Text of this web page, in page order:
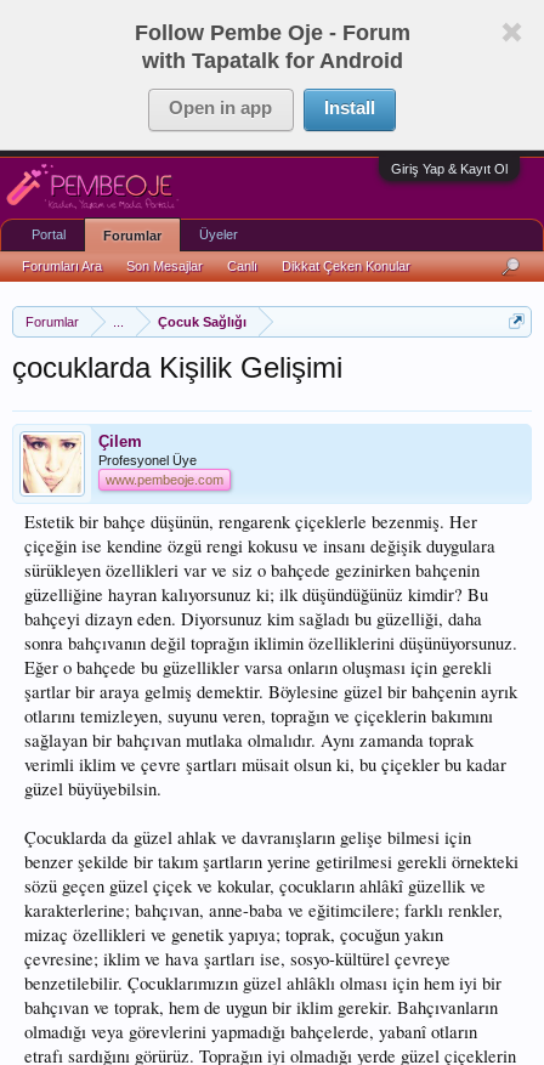
Follow Pembe Oje - Forum
with Tapatalk for Android
Open in app Install
Giriş Yap & Kayıt Ol
Forumlar Çocuk Sağlığı
çocuklarda Kişilik Gelişimi
Çilem
Profesyonel Üye
www.pembeoje.com
Estetik bir bahçe düşünün, rengarenk çiçeklerle bezenmiş. Her
çiçeğin ise kendine özgü rengi kokusu ve insanı değişik duygulara
sürükleyen özellikleri var ve siz o bahçede gezinirken bahçenin
güzelliğine hayran kalıyorsunuz ki; ilk düşündüğünüz kimdir? Bu
bahçeyi dizayn eden. Diyorsunuz kim sağladı bu güzelliği, daha
sonra bahçıvanın değil toprağın iklimin özelliklerini düşünüyorsunuz.
Eğer o bahçede bu güzellikler varsa onların oluşması için gerekli
şartlar bir araya gelmiş demektir. Böylesine güzel bir bahçenin ayrık
otlarını temizleyen, suyunu veren, toprağın ve çiçeklerin bakımını
sağlayan bir bahçıvan mutlaka olmalıdır. Aynı zamanda toprak
verimli iklim ve çevre şartları müsait olsun ki, bu çiçekler bu kadar
güzel büyüyebilsin.
Çocuklarda da güzel ahlak ve davranışların gelişe bilmesi için
benzer şekilde bir takım şartların yerine getirilmesi gerekli örnekteki
sözü geçen güzel çiçek ve kokular, çocukların ahlâkî güzellik ve
karakterlerine; bahçıvan, anne-baba ve eğitimcilere; farklı renkler,
mizaç özellikleri ve genetik yapıya; toprak, çocuğun yakın
çevresine; iklim ve hava şartları ise, sosyo-kültürel çevreye
benzetilebilir. Çocuklarımızın güzel ahlâklı olması için hem iyi bir
bahçıvan ve toprak, hem de uygun bir iklim gerekir. Bahçıvanların
olmadığı veya görevlerini yapmadığı bahçelerde, yabanî otların
etrafı sardığını görürüz. Toprağın iyi olmadığı yerde güzel çiçeklerin
Portal Forumlar
Forumları Ara Son Mesajlar Canlı Dikkat Çeken Konular
Üyeler